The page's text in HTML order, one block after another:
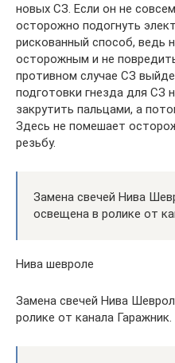
новых СЗ. Если он не
осторожно подогнуть
рискованный способ, ведь
осторожным и не
противном случае СЗ
подготовки гнезда для СЗ
закрутить пальцами, а
Здесь не помешает
резьбу.
Замена свечей Нива
освещена в ролике от
Нива шевроле
Замена свечей Нива
ролике от канала Гаражник.